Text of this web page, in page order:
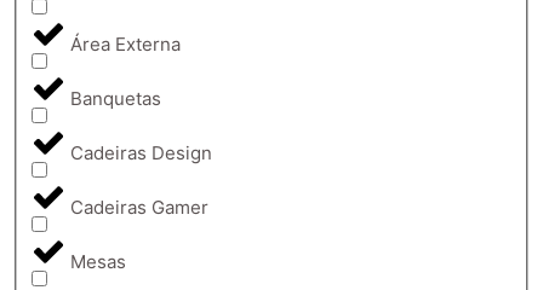
Área Externa
Banquetas
Cadeiras Design
Cadeiras Gamer
Mesas